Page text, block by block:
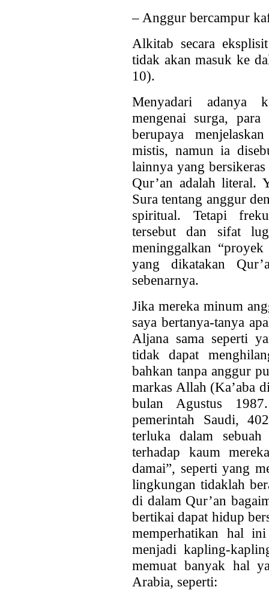
– Anggur bercampur
Alkitab secara
tidak akan masuk ke
10).
Menyadari adanya
mengenai surga,
berupaya
mistis, namun ia
lainnya yang
Qur’an adalah literal.
Sura tentang anggur
spiritual. Tetapi
tersebut dan sifat
meninggalkan
yang dikatakan
sebenarnya.
Jika mereka minum
saya bertanya-tanya
Aljana sama seperti
tidak dapat
bahkan tanpa anggur
markas Allah (Ka’aba
bulan Agustus
pemerintah Saudi,
terluka dalam
terhadap kaum
damai”, seperti yang
lingkungan tidaklah
di dalam Qur’an
bertikai dapat hidup
memperhatikan hal
menjadi kapling-
memuat banyak hal
Arabia, seperti: